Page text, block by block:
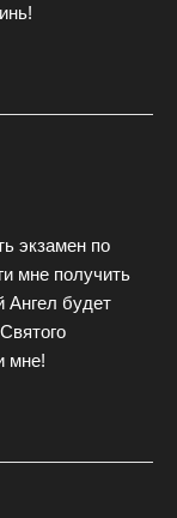
экзамен по
мне получить
Ангел будет
мне!